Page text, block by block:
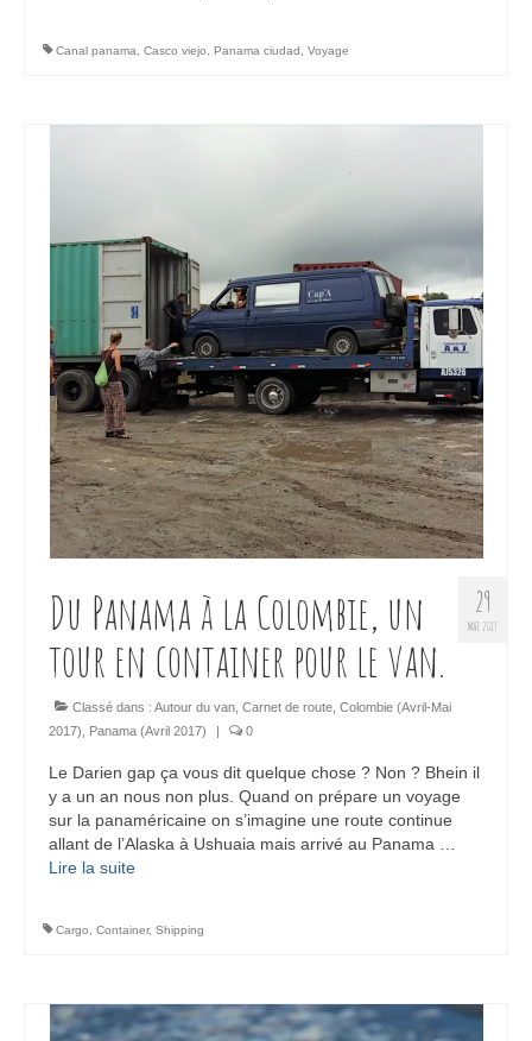
Canal panama Casco viejo Panama ciudad Voyage
29
MAI 2017
Du Panama à la Colombie, un
tour en container pour le van.
Classé dans : Autour du van Carnet de route Colombie (Avril-Mai
2017)
Panama (Avril 2017) | 0
Le Darien gap ça vous dit quelque chose ? Non ? Bhein il
y a un an nous non plus. Quand on prépare un voyage
sur la panaméricaine on s’imagine une route continue
allant de l’Alaska à Ushuaia mais arrivé au Panama …
Lire la suite­­
Cargo Container, Shipping